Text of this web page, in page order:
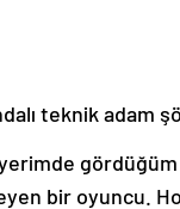
teknik adam
bir oyuncu.